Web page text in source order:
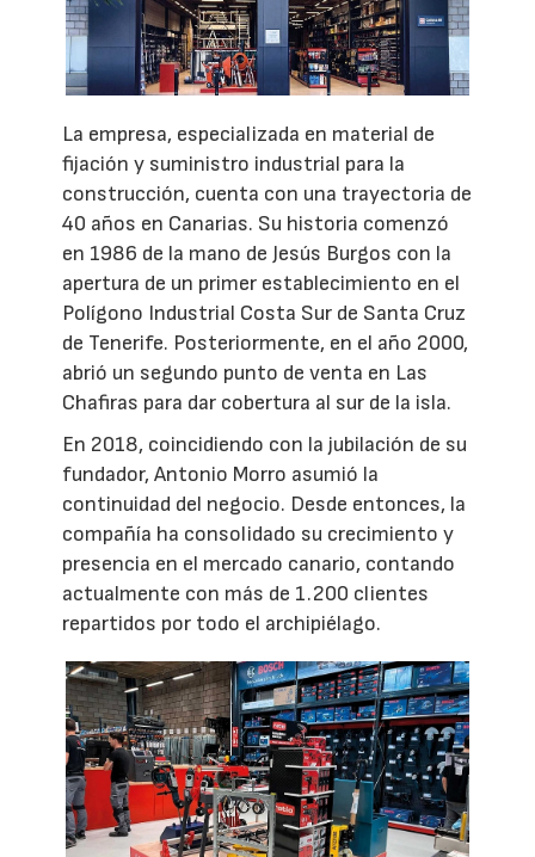
La empresa, especializada en material de
fijación y suministro industrial para la
construcción, cuenta con una trayectoria de
40 años en Canarias. Su historia comenzó
en 1986 de la mano de Jesús Burgos con la
apertura de un primer establecimiento en el
Polígono Industrial Costa Sur de Santa Cruz
de Tenerife. Posteriormente, en el año 2000,
abrió un segundo punto de venta en Las
Chafiras para dar cobertura al sur de la isla.
En 2018, coincidiendo con la jubilación de su
fundador, Antonio Morro asumió la
continuidad del negocio. Desde entonces, la
compañía ha consolidado su crecimiento y
presencia en el mercado canario, contando
actualmente con más de 1.200 clientes
repartidos por todo el archipiélago.